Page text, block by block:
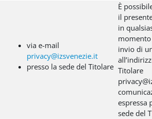
via e-mail
privacy@izsvenezie.it
presso la sede del Titolare
È
il
in
invio di
Titolare
espressa
sede del